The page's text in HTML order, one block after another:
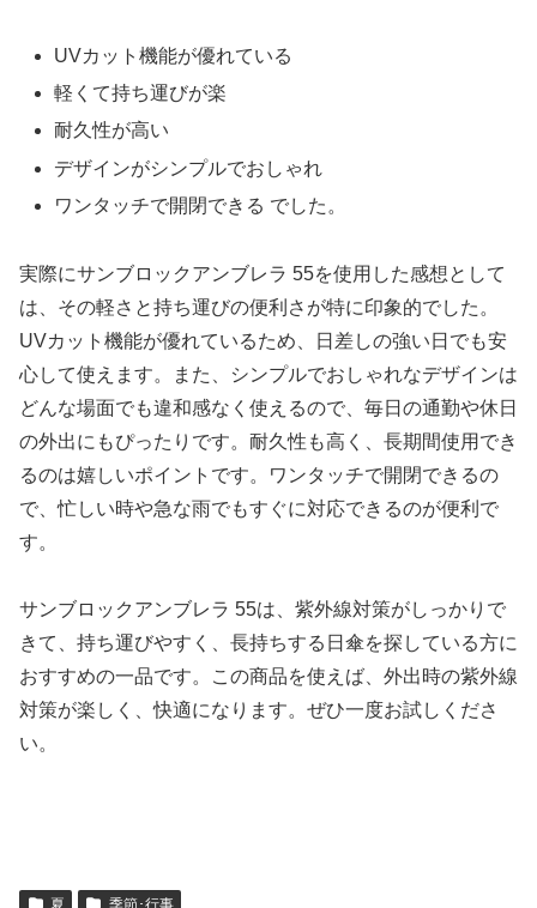
UVカット機能が優れている
軽くて持ち運びが楽
耐久性が高い
デザインがシンプルでおしゃれ
ワンタッチで開閉できる でした。
実際にサンブロックアンブレラ 55を使用した感想として
は、その軽さと持ち運びの便利さが特に印象的でした。
UVカット機能が優れているため、日差しの強い日でも安
心して使えます。また、シンプルでおしゃれなデザインは
どんな場面でも違和感なく使えるので、毎日の通勤や休日
の外出にもぴったりです。耐久性も高く、長期間使用でき
るのは嬉しいポイントです。ワンタッチで開閉できるの
で、忙しい時や急な雨でもすぐに対応できるのが便利で
す。
サンブロックアンブレラ 55は、紫外線対策がしっかりで
きて、持ち運びやすく、長持ちする日傘を探している方に
おすすめの一品です。この商品を使えば、外出時の紫外線
対策が楽しく、快適になります。ぜひ一度お試しくださ
い。
夏 季節･行事